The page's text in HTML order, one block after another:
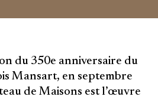
du 350e anniversaire du
Mansart, en septembre
de Maisons est l’œuvre